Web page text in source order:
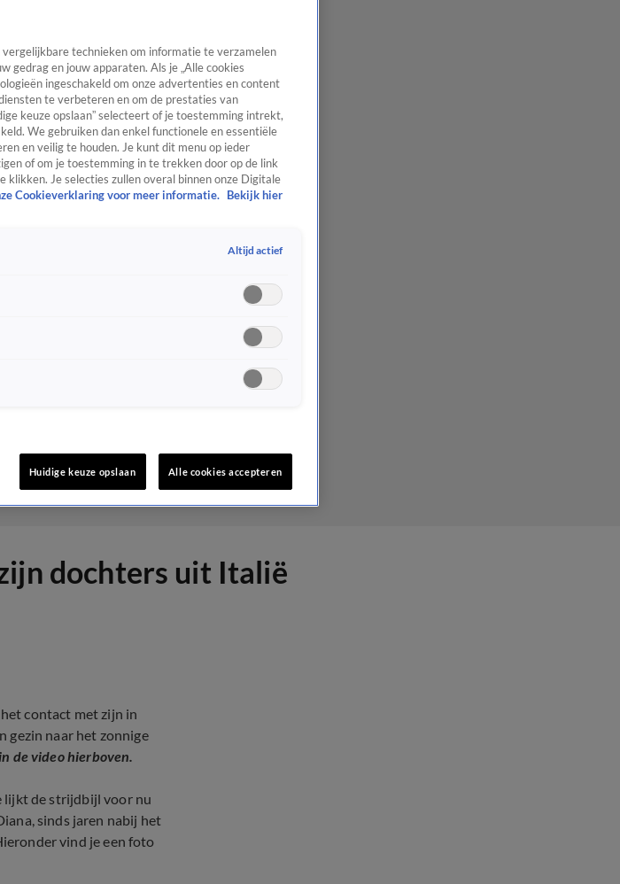
dochters uit Italië
contact met zijn in
gezin naar het zonnige
de video hierboven.
lijkt de strijdbijl voor nu
sinds jaren nabij het
vind je een foto
technieken om informatie te verzamelen
gedrag en jouw apparaten. Als je „Alle cookies
ingeschakeld om onze advertenties en content
te verbeteren en om de prestaties van
keuze opslaan” selecteert of je toestemming intrekt,
We gebruiken dan enkel functionele en essentiële
en veilig te houden. Je kunt dit menu op ieder
of om je toestemming in te trekken door op de link
klikken. Je selecties zullen overal binnen onze Digitale
Cookieverklaring voor meer informatie. Bekijk hier
Altijd actief
Huidige keuze opslaan Alle cookies accepteren